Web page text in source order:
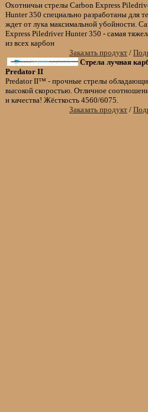
Охотничьи стрелы Carbon Express
Hunter 350 специально разработаны для
ждет от лука максимальной убойности.
Express Piledriver Hunter 350 - самая
из всех карбон
Заказать продукт /
Стрела лучная
Predator II
Predator II™ - прочные стрелы
высокой скоростью. Отличное
и качества! Жёсткость 4560/6075.
Заказать продукт /